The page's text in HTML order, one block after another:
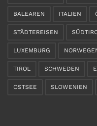
BALEAREN ITALIEN
STÄDTEREISEN
LUXEMBURG
TIROL SCHWEDEN
OSTSEE SLOWENIEN